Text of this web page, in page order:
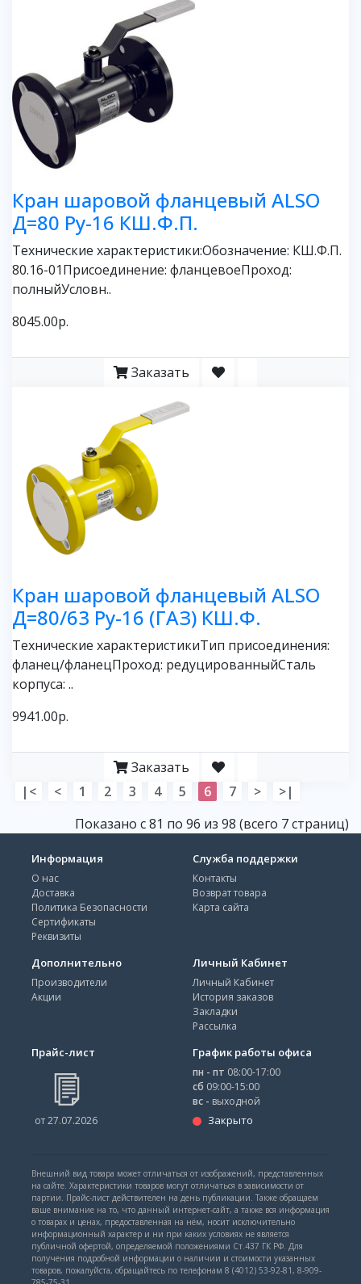
Кран шаровой фланцевый ALSO
Д=80 Ру-16 КШ.Ф.П.
Технические характеристики:Обозначение: КШ.Ф.П.
80.16-01Присоединение: фланцевоеПроход:
полныйУсловн..
8045.00р.
Заказать
Кран шаровой фланцевый ALSO
Д=80/63 Ру-16 (ГАЗ) КШ.Ф.
Технические характеристикиТип присоединения:
фланец/фланецПроход: редуцированныйСталь
корпуса: ..
9941.00р.
Заказать
|<
< 1 2 3 4 5 6 7 >
>|
Показано с 81 по 96 из 98 (всего 7 страниц)
Информация
О нас
Доставка
Политика Безопасности
Сертификаты
Реквизиты
Служба поддержки
Контакты
Возврат товара
Карта сайта
Дополнительно
Производители
Акции
Личный Кабинет
Личный Кабинет
История заказов
Закладки
Рассылка
Прайс-лист
от 27.07.2026
График работы офиса
пн - пт 08:00-17:00
сб 09:00-15:00
вс - выходной
Закрыто
Внешний вид товара может отличаться от изображений, представленных
на сайте. Характеристики товаров могут отличаться в зависимости от
партии. Прайс-лист действителен на день публикации. Также обращаем
ваше внимание на то, что данный интернет-сайт, а также вся информация
о товарах и ценах, предоставленная на нём, носит исключительно
информационный характер и ни при каких условиях не является
публичной офертой, определяемой положениями Ст.437 ГК РФ. Для
получения подробной информации о наличии и стоимости указанных
товаров, пожалуйста, обращайтесь по телефонам 8 (4012) 53-92-81, 8-909-